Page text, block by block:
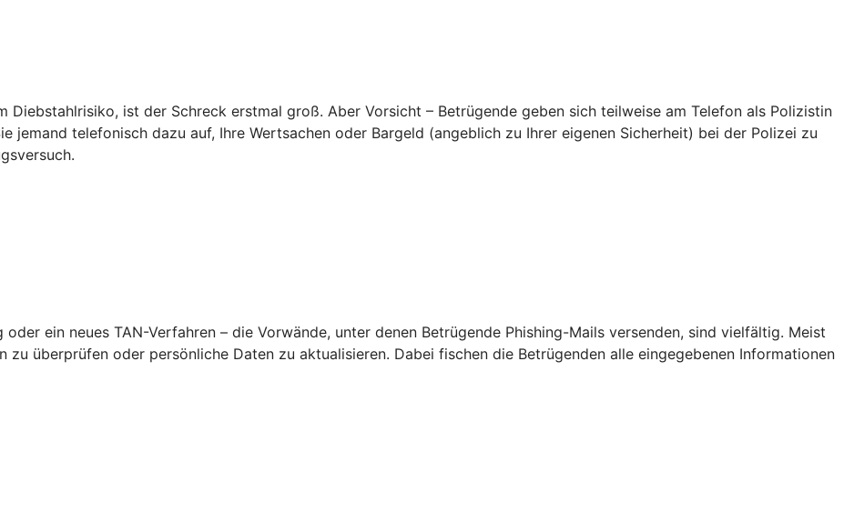
Diebstahlrisiko, ist der Schreck erstmal groß. Aber Vorsicht – Betrügende geben sich teilweise am Telefon als Polizistin
jemand telefonisch dazu auf, Ihre Wertsachen oder Bargeld (angeblich zu Ihrer eigenen Sicherheit) bei der Polizei zu
ein neues TAN-Verfahren – die Vorwände, unter denen Betrügende Phishing-Mails versenden, sind vielfältig. Meist
zu überprüfen oder persönliche Daten zu aktualisieren. Dabei fischen die Betrügenden alle eingegebenen Informationen